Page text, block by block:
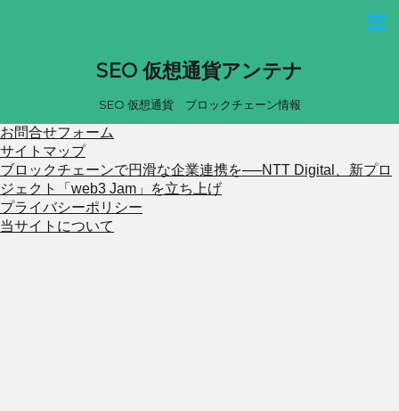
SEO 仮想通貨アンテナ
SEO 仮想通貨 ブロックチェーン情報
お問合せフォーム
サイトマップ
ブロックチェーンで円滑な企業連携を──NTT Digital、新プロ
ジェクト「web3 Jam」を立ち上げ
プライバシーポリシー
当サイトについて